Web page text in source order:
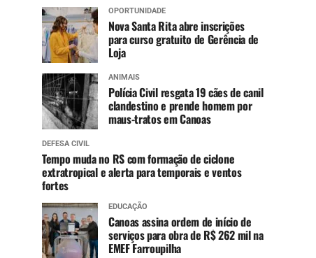
OPORTUNIDADE
Nova Santa Rita abre inscrições
para curso gratuito de Gerência de
Loja
ANIMAIS
Polícia Civil resgata 19 cães de canil
clandestino e prende homem por
maus-tratos em Canoas
DEFESA CIVIL
Tempo muda no RS com formação de ciclone
extratropical e alerta para temporais e ventos
fortes
EDUCAÇÃO
Canoas assina ordem de início de
serviços para obra de R$ 262 mil na
EMEF Farroupilha